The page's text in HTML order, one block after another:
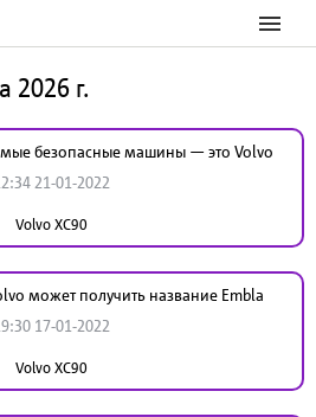
2026 г.
безопасные машины — это Volvo
21-01-2022
Volvo XC90
может получить название Embla
17-01-2022
Volvo XC90